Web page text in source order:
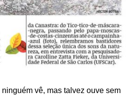
ninguém vê, mas talvez ouve sem